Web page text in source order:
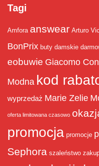
Tagi
Amfora answear Arturo
BonPrix buty damskie
eobuwie Giacomo
Modna kod
wyprzedaż Marie Zelie
oferta limitowana czasowo
promocja promocje
Sephora szaleństwo